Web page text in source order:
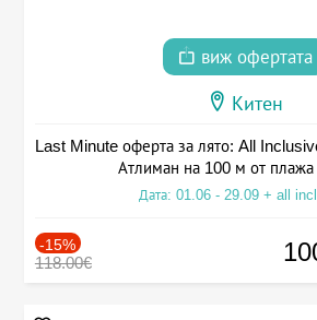
виж офертата
Китен
Last Minute оферта за лято: All
Атлиман на 100 м от плажа
Дата: 01.06 - 29.09 + all
-15%
118.00€